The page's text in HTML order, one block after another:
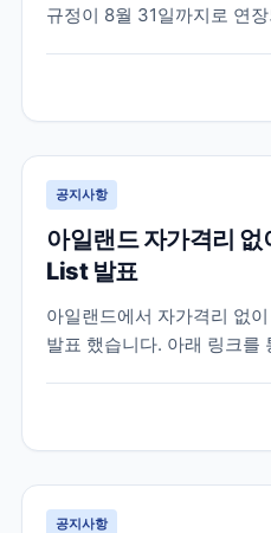
규정이 8월 31일까지로 연
one-more-month-of-
0715202.html...
공지사항
아일랜드 자가격리
List 발표
아일랜드에서 자가격리 없
발표 했습니다. 아래 링크를
공지사항